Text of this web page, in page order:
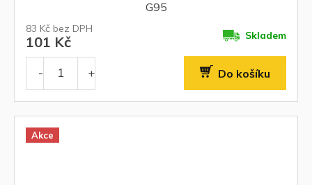
G95
83 Kč bez DPH
101 Kč Skladem
Do košíku
Akce